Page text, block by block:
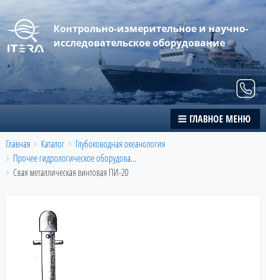
Контрольно-измерительное и научно-
исследовательское оборудование
ГЛАВНОЕ МЕНЮ
Breadcrumbs
You
are
here:
Главная Каталог
Глубоководная океанология
Прочее гидрологическое оборудова...
Свая металлическая винтовая ПИ-20